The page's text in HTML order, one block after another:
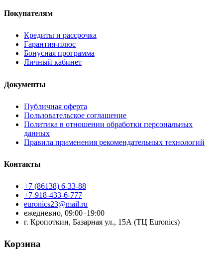
Покупателям
Кредиты и рассрочка
Гарантия-плюс
Бонусная программа
Личный кабинет
Документы
Публичная оферта
Пользовательское соглашение
Политика в отношении обработки персональных
данных
Правила применения рекомендательных технологий
Контакты
+7 (86138) 6-33-88
+7-918-433-6-777
euronics23@mail.ru
ежедневно, 09:00–19:00
г. Кропоткин, Базарная ул., 15А (ТЦ Euronics)
Корзина